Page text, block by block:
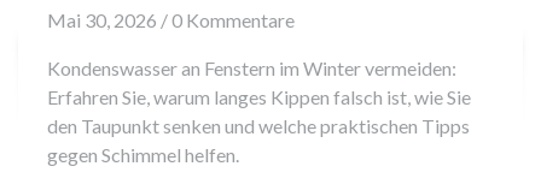
Mai 30, 2026 / 0 Kommentare
Kondenswasser an Fenstern im Winter vermeiden:
Erfahren Sie, warum langes Kippen falsch ist, wie Sie
den Taupunkt senken und welche praktischen Tipps
gegen Schimmel helfen.